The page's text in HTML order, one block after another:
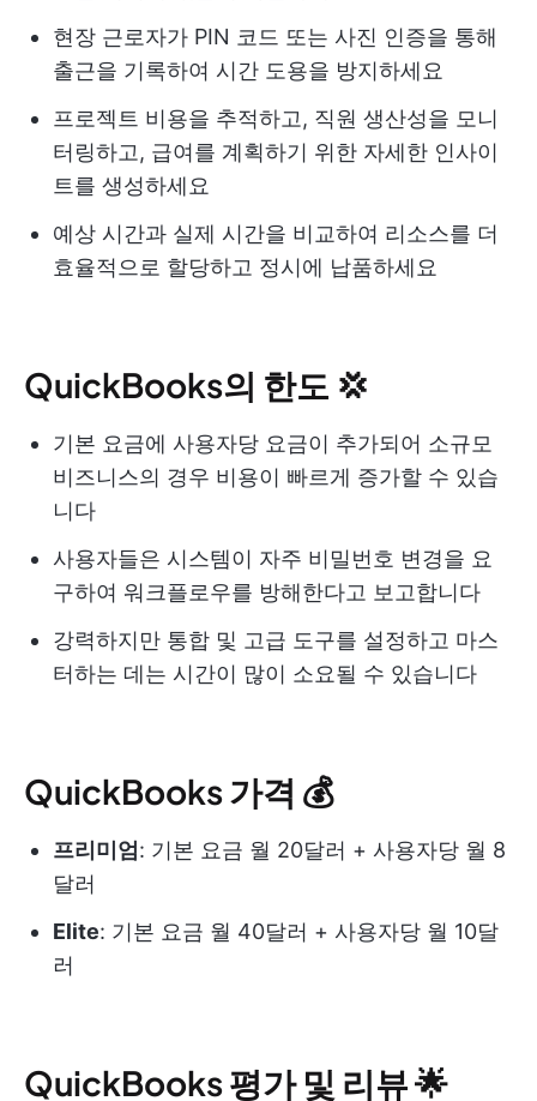
현장 근로자가 PIN 코드 또는 사진 인증을 통해
출근을 기록하여 시간 도용을 방지하세요
프로젝트 비용을 추적하고, 직원 생산성을 모니
터링하고, 급여를 계획하기 위한 자세한 인사이
트를 생성하세요
예상 시간과 실제 시간을 비교하여 리소스를 더
효율적으로 할당하고 정시에 납품하세요
QuickBooks의 한도 💢
기본 요금에 사용자당 요금이 추가되어 소규모
비즈니스의 경우 비용이 빠르게 증가할 수 있습
니다
사용자들은 시스템이 자주 비밀번호 변경을 요
구하여 워크플로우를 방해한다고 보고합니다
강력하지만 통합 및 고급 도구를 설정하고 마스
터하는 데는 시간이 많이 소요될 수 있습니다
QuickBooks 가격 💰
프리미엄 : 기본 요금 월 20달러 + 사용자당 월 8
달러
Elite: 기본 요금 월 40달러 + 사용자당 월 10달
러
QuickBooks 평가 및 리뷰 🌟